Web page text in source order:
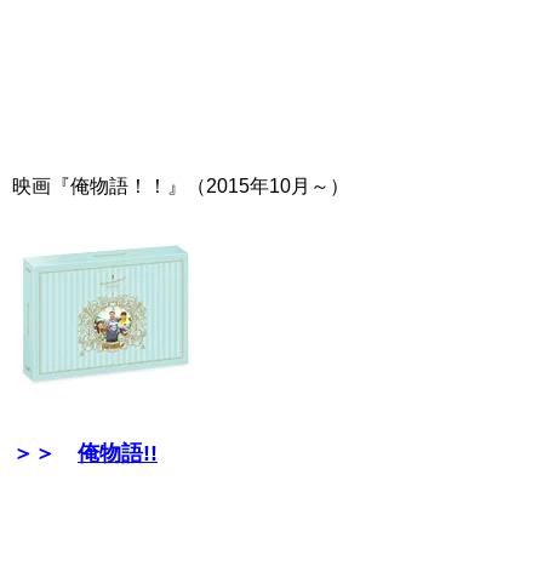
映画『俺物語！！』（2015年10月～）
＞＞ 俺物語!!